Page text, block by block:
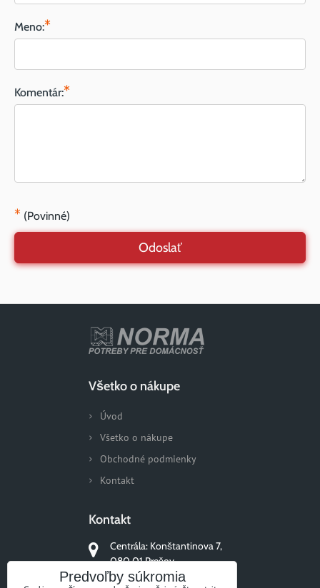
Meno:*
Komentár:*
* (Povinné)
Odoslať
Všetko o nákupe
Úvod
Všetko o nákupe
Obchodné podmienky
Kontakt
Kontakt
Centrála: Konštantinova 7,
080 01 Prešov
Predvoľby súkromia